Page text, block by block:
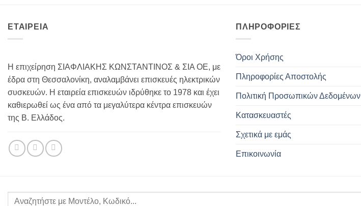
ΕΤΑΙΡΕΙΑ
Η επιχείρηση ΣΙΑΦΛΙΑΚΗΣ ΚΩΝΣΤΑΝΤΙΝΟΣ & ΣΙΑ ΟΕ, με
έδρα στη Θεσσαλονίκη, αναλαμβάνει επισκευές ηλεκτρικών
συσκευών. Η εταιρεία επισκευών ιδρύθηκε το 1978 και έχει
καθιερωθεί ως ένα από τα μεγαλύτερα κέντρα επισκευών
της Β. Ελλάδος.
ΠΛΗΡΟΦΟΡΊΕΣ
Όροι Χρήσης
Πληροφορίες Αποστολής
Πολιτική Προσωπικών Δεδομένων
Κατασκευαστές
Σχετικά με εμάς
Επικοινωνία